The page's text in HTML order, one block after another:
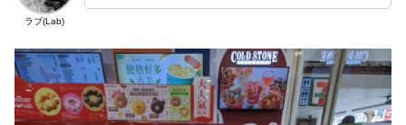
ラブ(Lab)